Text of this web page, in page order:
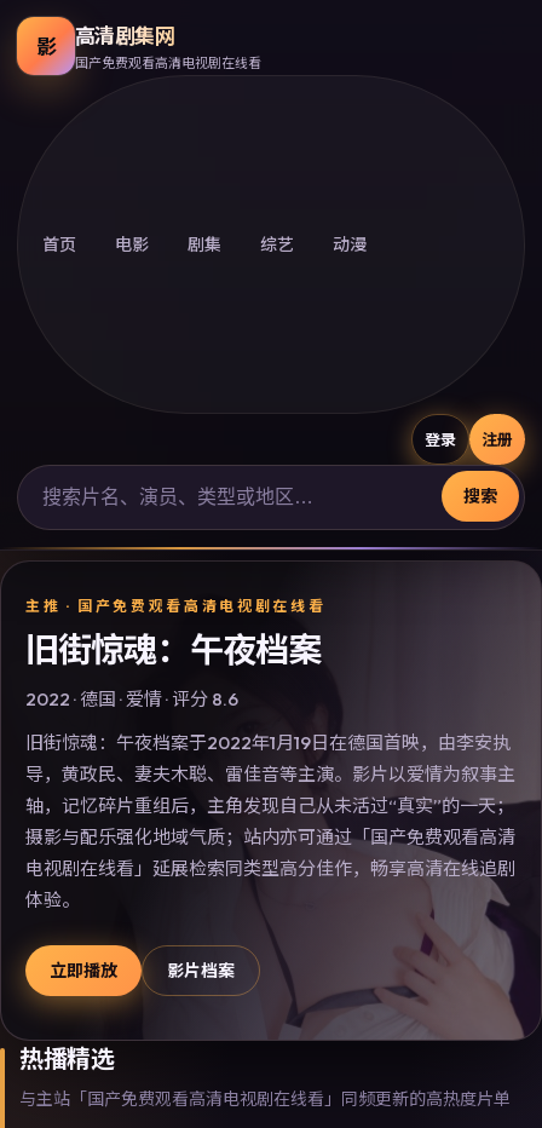
影 高清剧集网
国产免费观看高清电视剧在线看
首页 电影 剧集 综艺 动漫
登录 注册
搜索
主推 · 国产免费观看高清电视剧在线看
旧街惊魂：午夜档案
2022 · 德国 · 爱情· 评分 8.6
旧街惊魂：午夜档案于2022年1月19日在德国首映，由李安执
导，黄政民、妻夫木聪、雷佳音等主演。影片以爱情为叙事主
轴，记忆碎片重组后，主角发现自己从未活过“真实”的一天；
摄影与配乐强化地域气质；站内亦可通过「国产免费观看高清
电视剧在线看」延展检索同类型高分佳作，畅享高清在线追剧
体验。
立即播放 影片档案
热播精选
与主站「国产免费观看高清电视剧在线看」同频更新的高热度片单